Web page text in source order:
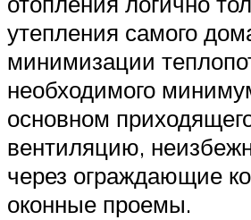
утепления самого
минимизации
необходимого
основном
вентиляцию,
через ограждающие
оконные проемы.